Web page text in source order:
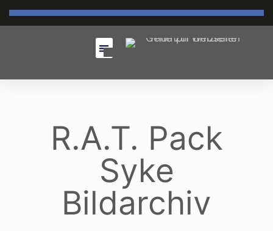
R.A.T. Pack
Syke
Bildarchiv